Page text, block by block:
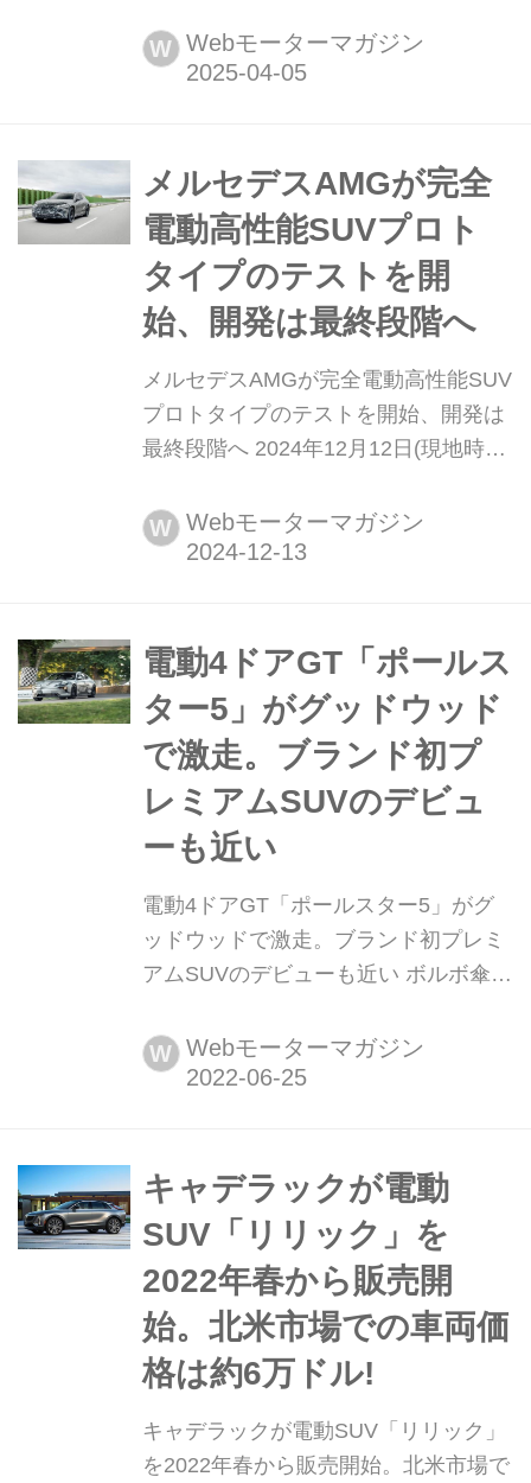
する「フォルクスワーゲン ID.4 プレゼ
ント&ID.4購入サポートキャンペー
ンをとおして、ID.4の実用性、安全
性、快適性などプロダクトの魅力をア
ピ...
W Webモーターマガジン
メルセデスAMGが完全
電動高性能SUVプロト
タイプのテストを開
始、開発は最終段階へ
メルセデスAMGが完全電動高性能SUV
プロトタイプのテストを開始、開発は
最終段階へ 2024年12月12日(現地時
電動高性能SUVのプロトタイプ寒冷地
テストを開始したと発表した。このモ
季テストはスウェーデン北部で行われ
る。 北極圏近くの厳寒地を最初のテ
ス...
W Webモーターマガジン
電動4ドアGT「ポールス
ター5」がグッドウッド
で激走。ブランド初プ
レミアムSUVのデビュ
ーも近い
電動4ドアGT「ポールスター5」がグ
ッドウッドで激走。ブランド初プレミ
アムSUVのデビューも近い ボルボ傘下
「ポールスター」は、2022年のグッド
ウッド・フェスティバル・オブ・スピ
した。SUV「ポールスター3」、SUV
クーペ「ポールスター4」に続き、ポ
ールスターの本格...
W Webモーターマガジン
キャデラックが電動
SUV「リリック」を
2022年春から販売開
始。北米市場での車両価
格は約6万ドル!
キャデラックが電動SUV「リリック」
を2022年春から販売開始。北米市場で